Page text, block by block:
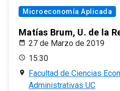
Microeconomía Aplicada
Matías Brum, U. de la
27 de Marzo de 2019
15:30
Facultad de Ciencias
Administrativas UC